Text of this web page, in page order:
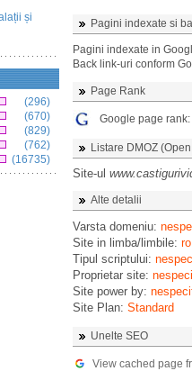
și
(296)
(670)
(829)
(762)
(16735)
Pagini indexate si
Pagini indexate in
Back link-uri conform
Page Rank
Google page rank:
Listare DMOZ
Site-ul
Alte detalii
Varsta domeniu:
Site in limba/limbile: ro
Tipul scriptului:
Proprietar site:
Site power by:
Site Plan: Standard
Unelte SEO
View cached page